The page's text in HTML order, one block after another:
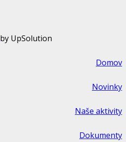
by UpSolution
Domov
Novinky
Naše aktivity
Dokumenty